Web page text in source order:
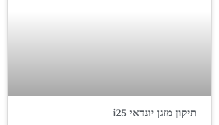
תיקון מזגן יונדאי i25